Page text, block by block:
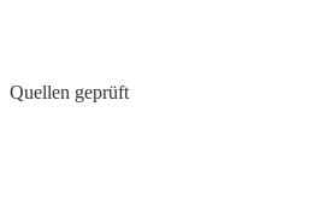
Quellen geprüft